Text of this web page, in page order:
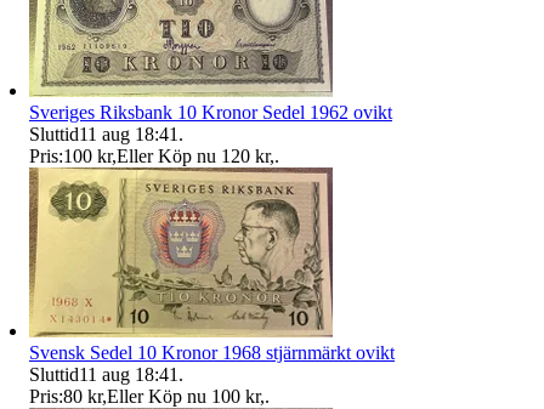
Sveriges Riksbank 10 Kronor Sedel 1962 ovikt
Sluttid11 aug 18:41 .
Pris:100 kr,Eller Köp nu 120 kr,.
Svensk Sedel 10 Kronor 1968 stjärnmärkt ovikt
Sluttid11 aug 18:41 .
Pris:80 kr,Eller Köp nu 100 kr,.